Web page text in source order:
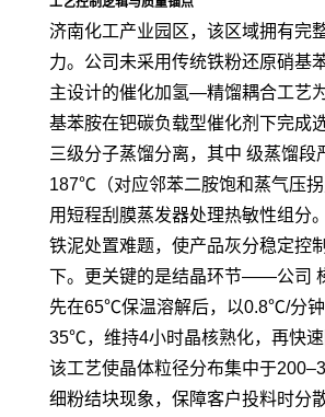
济南化工产业园区，该区域拥有完
力。公司未采用传统铁粉还原硝基
主设计的催化加氢—精馏耦合工艺
基苯胺在钯碳负载型催化剂下完成
三级分子蒸馏分离，其中 级蒸馏段
187℃（对应邻苯二胺饱和蒸气压
用短程刮膜蒸发器处理热敏性组分
铁泥处置难题，使产品灰分稳定控
下。更关键的是结晶环节——公司
先在65℃保温溶解后，以0.8℃/分
35℃，维持4小时晶核熟化，再快
该工艺使晶体粒径分布集中于
细粉结块现象，保障客户投料时分